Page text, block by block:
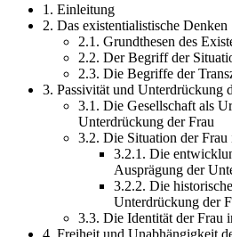
1. Einleitung
2. Das existentialistische
2.1. Grundthesen des
2.2. Der Begriff der
2.3. Die Begriffe der
3. Passivität und Unterdrückung
3.1. Die Gesellschaft als
Unterdrückung der Frau
3.2. Die Situation der
3.2.1. Die
Ausprägung der
3.2.2. Die
Unterdrückung der
3.3. Die Identität der Frau
4. Freiheit und Unabhängigkeit